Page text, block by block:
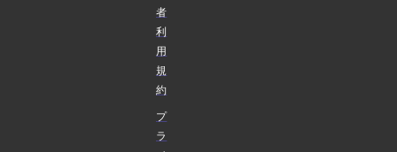
者
利
用
規
約
プ
ラ